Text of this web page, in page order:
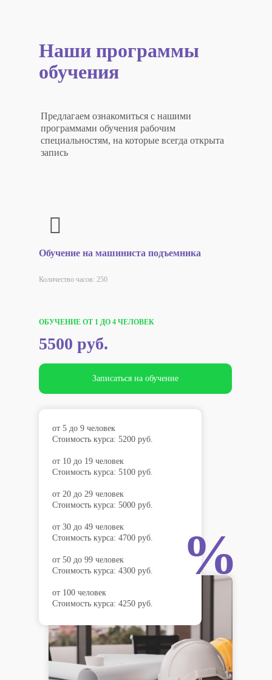
Наши программы
обучения
Предлагаем ознакомиться с нашими
программами обучения рабочим
специальностям, на которые всегда открыта
запись
Обучение на машиниста подъемника
Количество часов: 250
Записаться на обучение
ОБУЧЕНИЕ ОТ 1 ДО 4 ЧЕЛОВЕК
5500 руб.
от 5 до 9 человек
Стоимость курса: 5200 руб.
от 10 до 19 человек
Стоимость курса: 5100 руб.
от 20 до 29 человек
Стоимость курса: 5000 руб.
от 30 до 49 человек
Стоимость курса: 4700 руб.
от 50 до 99 человек
Стоимость курса: 4300 руб.
от 100 человек
Стоимость курса: 4250 руб.
%